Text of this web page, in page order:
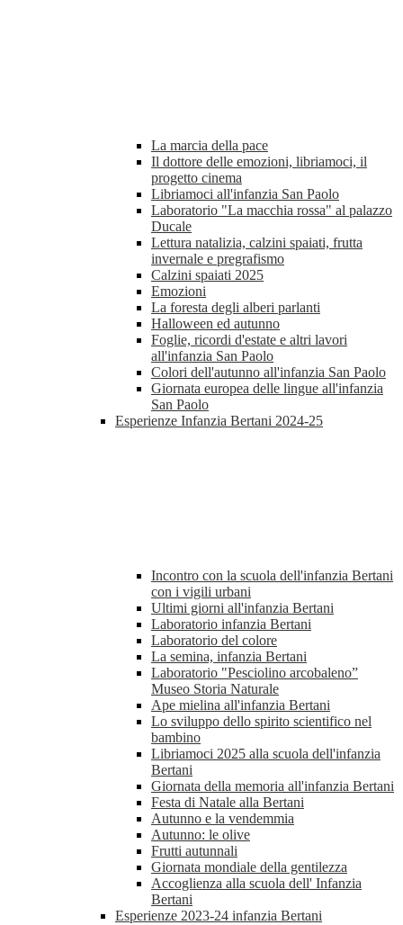
La marcia della pace
Il dottore delle emozioni, libriamoci, il
progetto cinema
Libriamoci all'infanzia San Paolo
Laboratorio "La macchia rossa" al palazzo
Ducale
Lettura natalizia, calzini spaiati, frutta
invernale e pregrafismo
Calzini spaiati 2025
Emozioni
La foresta degli alberi parlanti
Halloween ed autunno
Foglie, ricordi d'estate e altri lavori
all'infanzia San Paolo
Colori dell'autunno all'infanzia San Paolo
Giornata europea delle lingue all'infanzia
San Paolo
Esperienze Infanzia Bertani 2024-25
Incontro con la scuola dell'infanzia Bertani
con i vigili urbani
Ultimi giorni all'infanzia Bertani
Laboratorio infanzia Bertani
Laboratorio del colore
La semina, infanzia Bertani
Laboratorio "Pesciolino arcobaleno”
Museo Storia Naturale
Ape mielina all'infanzia Bertani
Lo sviluppo dello spirito scientifico nel
bambino
Libriamoci 2025 alla scuola dell'infanzia
Bertani
Giornata della memoria all'infanzia Bertani
Festa di Natale alla Bertani
Autunno e la vendemmia
Autunno: le olive
Frutti autunnali
Giornata mondiale della gentilezza
Accoglienza alla scuola dell' Infanzia
Bertani
Esperienze 2023-24 infanzia Bertani